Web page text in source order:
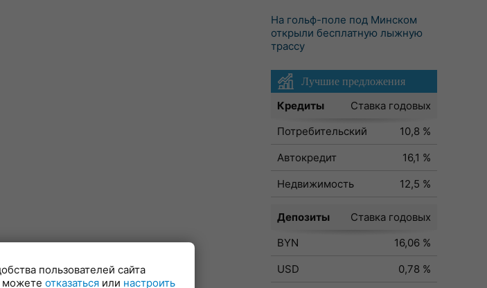
Сенно
Ситцы
На гольф-поле под Минском
открыли бесплатную лыжную
трассу
Лучшие предложения
Кредиты
Ставка годовых
Потребительский
10,8 %
Автокредит
16,1 %
Недвижимость
12,5 %
Депозиты
Ставка годовых
BYN
16,06 %
USD
0,78 %
пользователей сайта
можете отказаться или настроить